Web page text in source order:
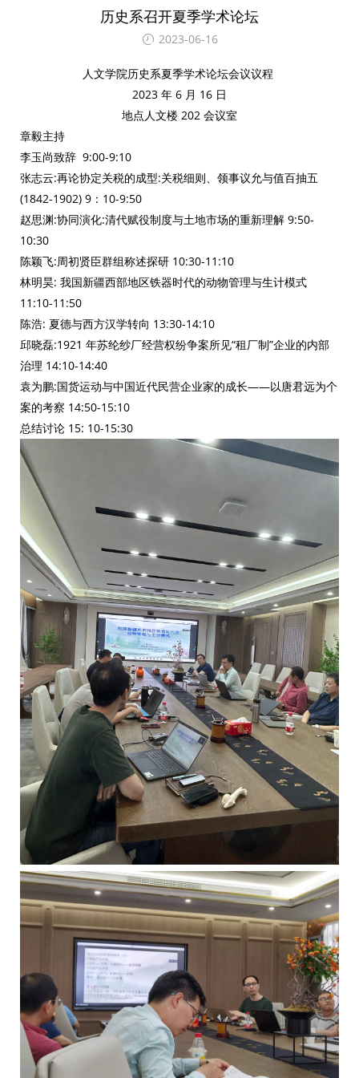
历史系召开夏季学术论坛
2023-06-16
人文学院历史系夏季学术论坛会议议程
2023 年 6 月 16 日
地点人文楼 202 会议室
章毅主持
李玉尚致辞 9:00-9:10
张志云:再论协定关税的成型:关税细则、领事议允与值百抽五
(1842-1902) 9：10-9:50
赵思渊:协同演化:清代赋役制度与土地市场的重新理解 9:50-
10:30
陈颖飞:周初贤臣群组称述探研 10:30-11:10
林明昊: 我国新疆西部地区铁器时代的动物管理与生计模式
11:10-11:50
陈浩: 夏德与西方汉学转向 13:30-14:10
邱晓磊:1921 年苏纶纱厂经营权纷争案所见“租厂制”企业的内部
治理 14:10-14:40
袁为鹏:国货运动与中国近代民营企业家的成长——以唐君远为个
案的考察 14:50-15:10
总结讨论 15: 10-15:30